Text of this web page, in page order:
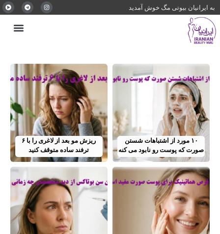
به ایرانیان بیوتی مگ خوش آمدید
۱۰ مورد از اشتباهات شستن
صورت که پوست رو نابود می کنه
ریزش مو بعد از لاغری را با ۶
ترفند ساده متوقف کنید